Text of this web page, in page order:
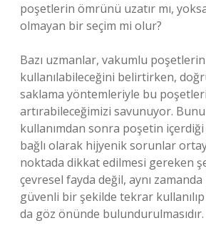
poşetlerin ömrünü uzatır mı,
olmayan bir seçim mi olur?
Bazı uzmanlar, vakumlu
kullanılabileceğini belirtirken,
saklama yöntemleriyle bu poşetlerin
artırabileceğimizi savunuyor.
kullanımdan sonra poşetin içerdiği
bağlı olarak hijyenik sorunlar
noktada dikkat edilmesi gereken
çevresel fayda değil, aynı
güvenli bir şekilde tekrar kullanılıp
da göz önünde bulundurulmasıdır.